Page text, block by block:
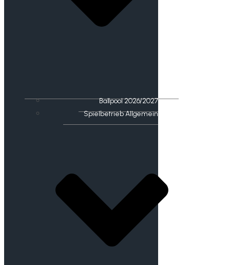
Ballpool 2026/2027
Spielbetrieb Allgemein